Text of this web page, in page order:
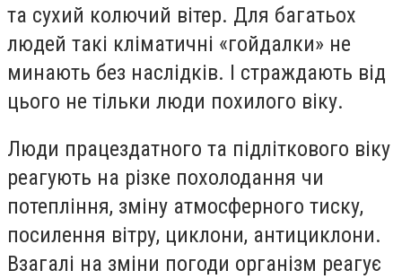
та сухий колючий вітер. Для багатьох
людей такі кліматичні «гойдалки» не
минають без наслідків. І страждають від
цього не тільки люди похилого віку.
Люди працездатного та підліткового віку
реагують на різке похолодання чи
потепління, зміну атмосферного тиску,
посилення вітру, циклони, антициклони.
Взагалі на зміни погоди організм реагує